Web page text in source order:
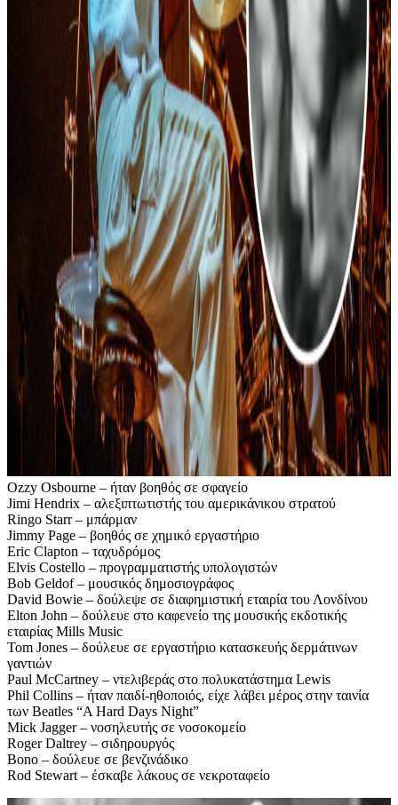
Ozzy Osbourne – ήταν βοηθός σε σφαγείο
Jimi Hendrix – αλεξιπτωτιστής του αμερικάνικου στρατού
Ringo Starr – μπάρμαν
Jimmy Page – βοηθός σε χημικό εργαστήριο
Eric Clapton – ταχυδρόμος
Elvis Costello – προγραμματιστής υπολογιστών
Bob Geldof – μουσικός δημοσιογράφος
David Bowie – δούλεψε σε διαφημιστική εταιρία του Λονδίνου
Elton John – δούλευε στο καφενείο της μουσικής εκδοτικής
εταιρίας Mills Music
Tom Jones – δούλευε σε εργαστήριο κατασκευής δερμάτινων
γαντιών
Paul McCartney – ντελιβεράς στο πολυκατάστημα Lewis
Phil Collins – ήταν παιδί-ηθοποιός, είχε λάβει μέρος στην ταινία
των Beatles “A Hard Days Night”
Mick Jagger – νοσηλευτής σε νοσοκομείο
Roger Daltrey – σιδηρουργός
Bono – δούλευε σε βενζινάδικο
Rod Stewart – έσκαβε λάκους σε νεκροταφείο